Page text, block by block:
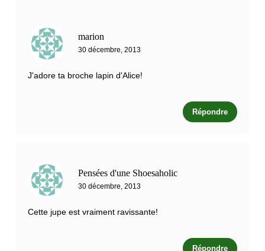
marion
30 décembre, 2013
J'adore ta broche lapin d'Alice!
Répondre
Pensées d'une Shoesaholic
30 décembre, 2013
Cette jupe est vraiment ravissante!
Répondre